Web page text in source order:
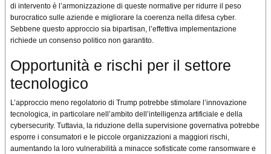
di intervento è l’armonizzazione di queste normative per ridurre il peso
burocratico sulle aziende e migliorare la coerenza nella difesa cyber.
Sebbene questo approccio sia bipartisan, l’effettiva implementazione
richiede un consenso politico non garantito.
Opportunità e rischi per il settore
tecnologico
L’approccio meno regolatorio di Trump potrebbe stimolare l’innovazione
tecnologica, in particolare nell’ambito dell’intelligenza artificiale e della
cybersecurity. Tuttavia, la riduzione della supervisione governativa potrebbe
esporre i consumatori e le piccole organizzazioni a maggiori rischi,
aumentando la loro vulnerabilità a minacce sofisticate come ransomware e